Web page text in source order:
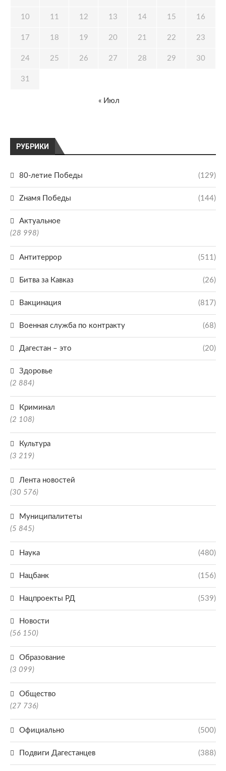
РУБРИКИ
80-летие Победы (129)
Zнамя Победы (144)
Актуальное
(28 998)
Антитеррор (511)
Битва за Кавказ (26)
Вакцинация (817)
Военная служба по контракту (68)
Дагестан – это (20)
Здоровье
(2 884)
Криминал
(2 108)
Культура
(3 219)
Лента новостей
(30 576)
Муниципалитеты
(5 845)
Наука (480)
Нацбанк (156)
Нацпроекты РД (539)
Новости
(56 150)
Образование
(3 099)
Общество
(27 736)
Официально (500)
Подвиги Дагестанцев (388)
10 11 12 13 14 15 16
17 18 19 20 21 22 23
24 25 26 27 28 29 30
31
« Июл